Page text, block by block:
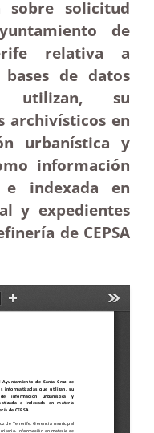
sobre solicitud
de
relativa a
de datos
utilizan, su
archivísticos en
urbanística y
información
e indexada en
y expedientes
de CEPSA